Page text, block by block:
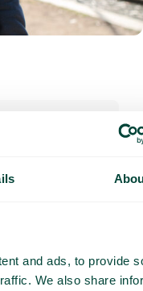
and ads, to provide
We also share